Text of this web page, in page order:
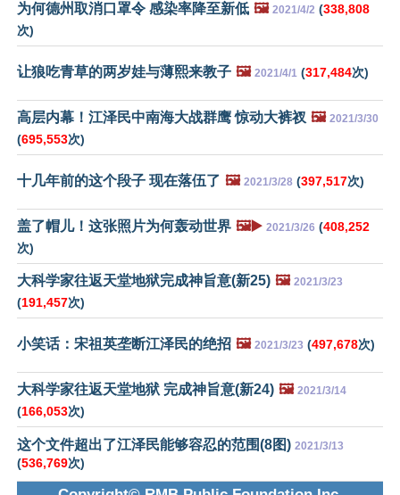
为何德州取消口罩令 感染率降至新低 🖼️ 2021/4/2 (338,808
次)
让狼吃青草的两岁娃与薄熙来教子 🖼️ 2021/4/1 (317,484次)
高层内幕！江泽民中南海大战群鹰 惊动大裤衩 🖼️ 2021/3/30
(695,553次)
十几年前的这个段子 现在落伍了 🖼️ 2021/3/28 (397,517次)
盖了帽儿！这张照片为何轰动世界 🖼️▶️ 2021/3/26 (408,252
次)
大科学家往返天堂地狱完成神旨意(新25) 🖼️ 2021/3/23
(191,457次)
小笑话：宋祖英垄断江泽民的绝招 🖼️ 2021/3/23 (497,678次)
大科学家往返天堂地狱 完成神旨意(新24) 🖼️ 2021/3/14
(166,053次)
这个文件超出了江泽民能够容忍的范围(8图) 2021/3/13
(536,769次)